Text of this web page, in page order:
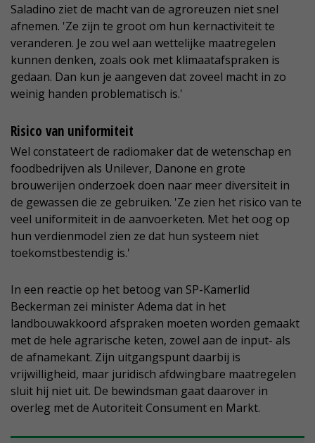
Saladino ziet de macht van de agroreuzen niet snel
afnemen. 'Ze zijn te groot om hun kernactiviteit te
veranderen. Je zou wel aan wettelijke maatregelen
kunnen denken, zoals ook met klimaatafspraken is
gedaan. Dan kun je aangeven dat zoveel macht in zo
weinig handen problematisch is.'
Risico van uniformiteit
Wel constateert de radiomaker dat de wetenschap en
foodbedrijven als Unilever, Danone en grote
brouwerijen onderzoek doen naar meer diversiteit in
de gewassen die ze gebruiken. 'Ze zien het risico van te
veel uniformiteit in de aanvoerketen. Met het oog op
hun verdienmodel zien ze dat hun systeem niet
toekomstbestendig is.'
In een reactie op het betoog van SP-Kamerlid
Beckerman zei minister Adema dat in het
landbouwakkoord afspraken moeten worden gemaakt
met de hele agrarische keten, zowel aan de input- als
de afnamekant. Zijn uitgangspunt daarbij is
vrijwilligheid, maar juridisch afdwingbare maatregelen
sluit hij niet uit. De bewindsman gaat daarover in
overleg met de Autoriteit Consument en Markt.